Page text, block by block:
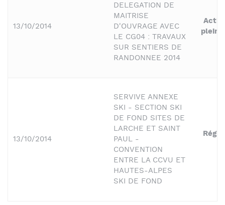
13/10/2014
DELEGATION DE
MAITRISE
D'OUVRAGE AVEC
LE CG04 : TRAVAUX
SUR SENTIERS DE
RANDONNEE 2014
13/10/2014
SERVIVE ANNEXE
SKI - SECTION SKI
DE FOND SITES DE
LARCHE ET SAINT
PAUL -
CONVENTION
ENTRE LA CCVU ET
HAUTES-ALPES
SKI DE FOND